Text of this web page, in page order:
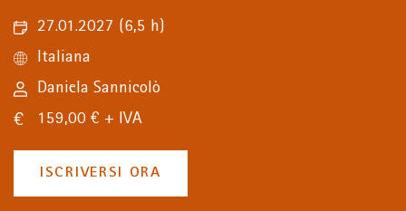
27.01.2027 (6,5 h)
Italiana
Daniela Sannicolò
159,00 € + IVA
ISCRIVERSI ORA